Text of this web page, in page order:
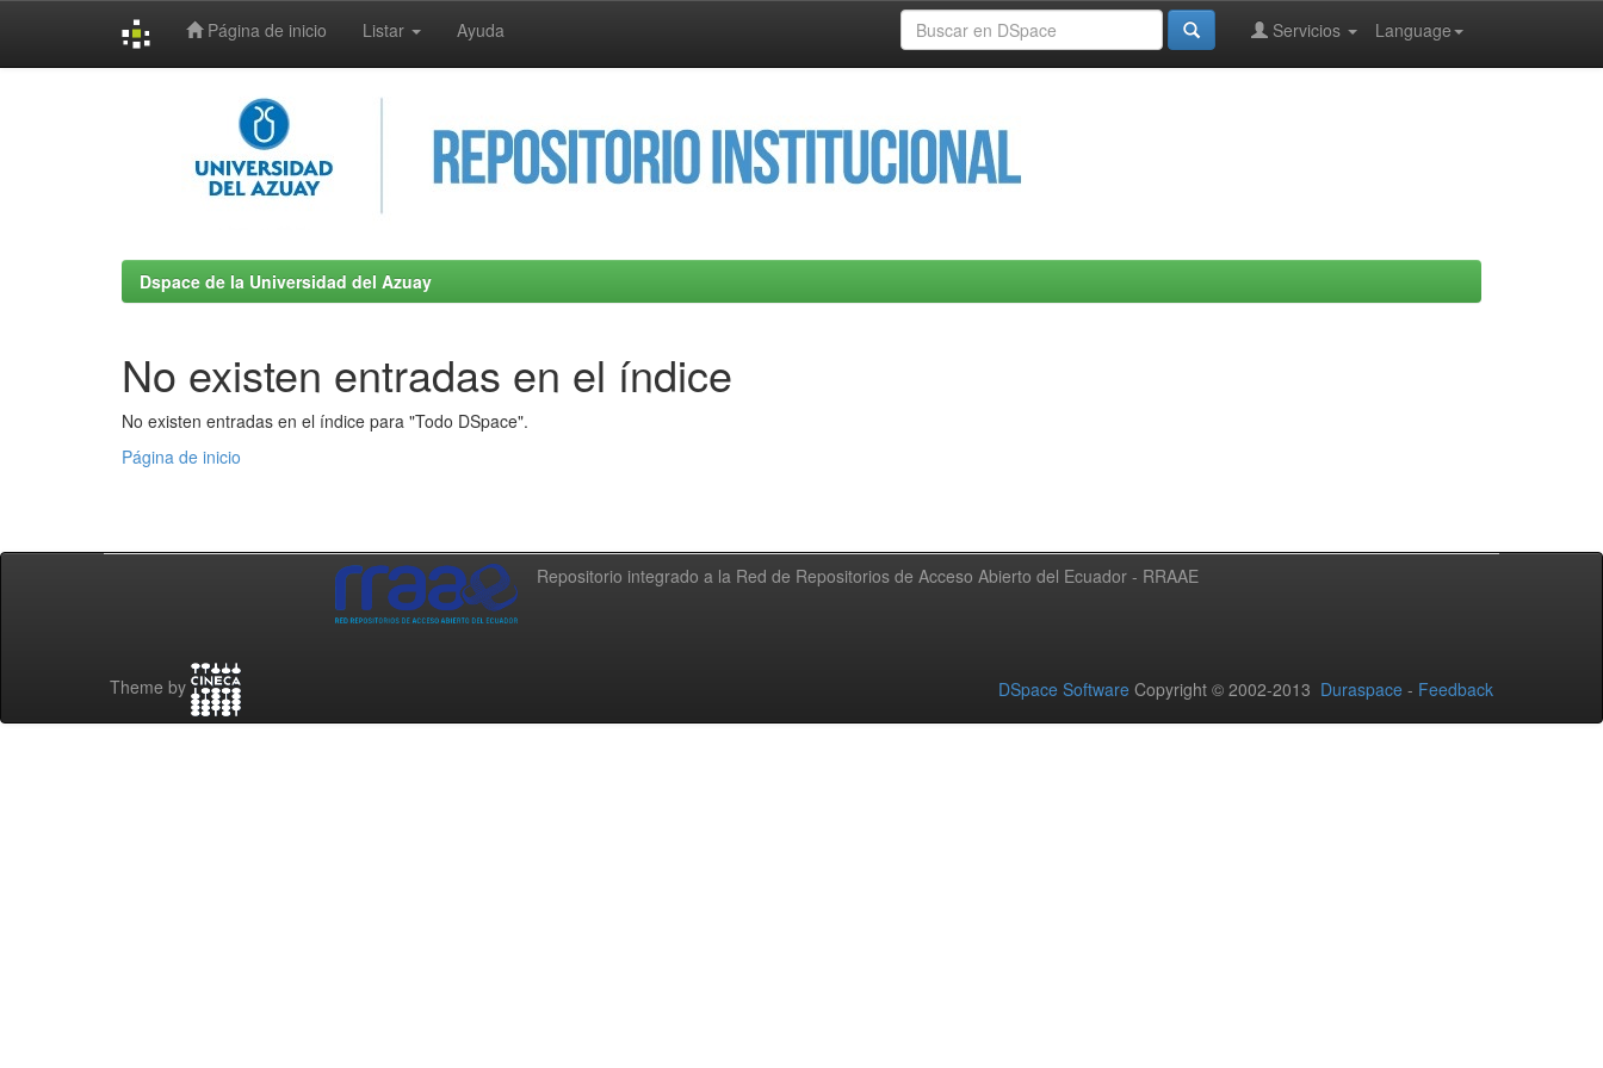
Página de inicio Listar Ayuda Language
Servicios
Dspace de la Universidad del Azuay
No existen entradas en el índice
No existen entradas en el índice para "Todo DSpace".
Página de inicio
Repositorio integrado a la Red de Repositorios de Acceso Abierto del Ecuador - RRAAE
Theme by DSpace Software Copyright © 2002-2013 Duraspace - Feedback